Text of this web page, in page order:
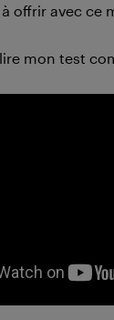
offrir avec ce
lire mon test